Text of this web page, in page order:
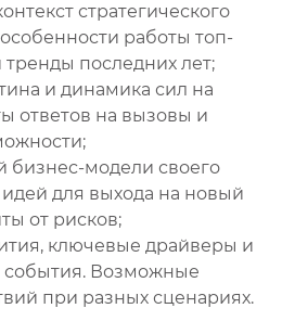
стратегического
работы топ-
последних лет;
и динамика сил на
ответов на вызовы и
бизнес-модели своего
для выхода на новый
от рисков;
ключевые драйверы и
события. Возможные
при разных сценариях.